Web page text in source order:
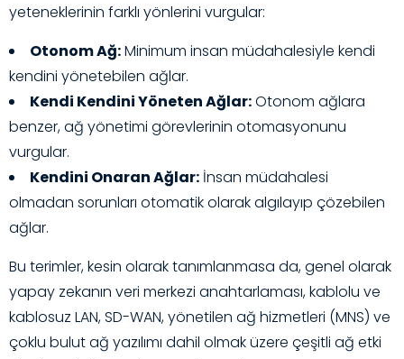
yeteneklerinin farklı yönlerini vurgular:
Otonom Ağ:Minimum insan müdahalesiyle kendi
kendini yönetebilen ağlar.
Kendi Kendini Yöneten Ağlar:Otonom ağlara
benzer, ağ yönetimi görevlerinin otomasyonunu
vurgular.
Kendini Onaran Ağlar: İnsan müdahalesi
olmadan sorunları otomatik olarak algılayıp çözebilen
ağlar.
Bu terimler, kesin olarak tanımlanmasa da, genel olarak
yapay zekanın veri merkezi anahtarlaması, kablolu ve
kablosuz LAN, SD-WAN, yönetilen ağ hizmetleri (MNS) ve
çoklu bulut ağ yazılımı dahil olmak üzere çeşitli ağ etki